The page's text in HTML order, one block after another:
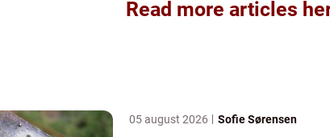
Read more articles
05 august 2026 Sofie Sørensen